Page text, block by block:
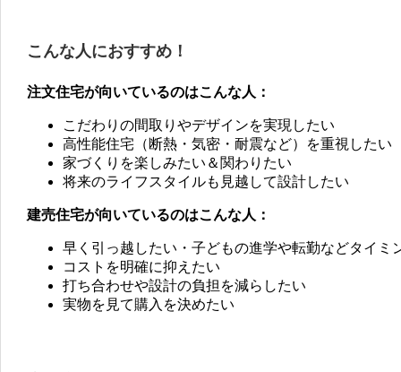
こんな人におすすめ！
注文住宅が向いているのはこんな人：
こだわりの間取りやデザインを実現したい
高性能住宅（断熱・気密・耐震など）を重視したい
家づくりを楽しみたい＆関わりたい
将来のライフスタイルも見越して設計したい
建売住宅が向いているのはこんな人：
早く引っ越したい・子どもの進学や転勤などタイミ
コストを明確に抑えたい
打ち合わせや設計の負担を減らしたい
実物を見て購入を決めたい